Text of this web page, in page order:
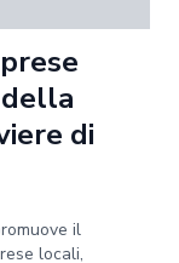
di
il
locali,